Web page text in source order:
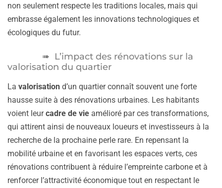
non seulement respecte les traditions locales, mais qui
embrasse également les innovations technologiques et
écologiques du futur.
L’impact des rénovations sur la
valorisation du quartier
La valorisation d’un quartier connaît souvent une forte
hausse suite à des rénovations urbaines. Les habitants
voient leurcadre de vie amélioré par ces transformations,
qui attirent ainsi de nouveaux loueurs et investisseurs à la
recherche de la prochaine perle rare. En repensant la
mobilité urbaine et en favorisant les espaces verts, ces
rénovations contribuent à réduire l’empreinte carbone et à
renforcer l’attractivité économique tout en respectant le